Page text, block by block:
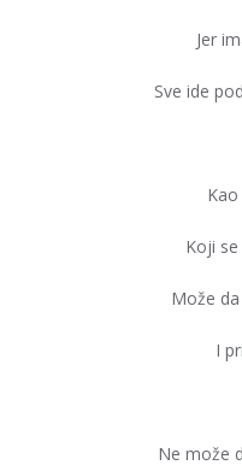
Jer
Sve ide
Koji
Može
I
Ne može